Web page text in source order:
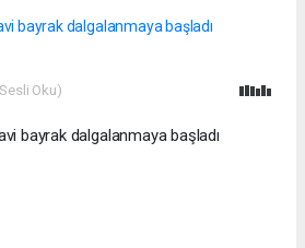
Oku)
bayrak dalgalanmaya başladı